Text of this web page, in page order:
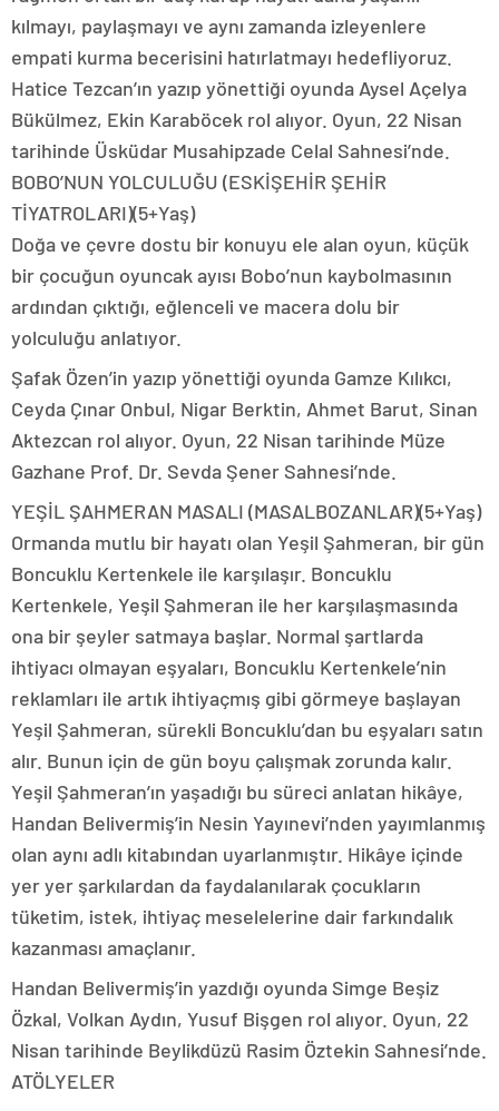
kılmayı, paylaşmayı ve aynı zamanda izleyenlere
empati kurma becerisini hatırlatmayı hedefliyoruz.
Hatice Tezcan’ın yazıp yönettiği oyunda Aysel Açelya
Bükülmez, Ekin Karaböcek rol alıyor. Oyun, 22 Nisan
tarihinde Üsküdar Musahipzade Celal Sahnesi’nde.
BOBO’NUN YOLCULUĞU (ESKİŞEHİR ŞEHİR
TİYATROLARI)(5+Yaş)
Doğa ve çevre dostu bir konuyu ele alan oyun, küçük
bir çocuğun oyuncak ayısı Bobo’nun kaybolmasının
ardından çıktığı, eğlenceli ve macera dolu bir
yolculuğu anlatıyor.
Şafak Özen’in yazıp yönettiği oyunda Gamze Kılıkcı,
Ceyda Çınar Onbul, Nigar Berktin, Ahmet Barut, Sinan
Aktezcan rol alıyor. Oyun, 22 Nisan tarihinde Müze
Gazhane Prof. Dr. Sevda Şener Sahnesi’nde.
YEŞİL ŞAHMERAN MASALI (MASALBOZANLAR)(5+Yaş)
Ormanda mutlu bir hayatı olan Yeşil Şahmeran, bir gün
Boncuklu Kertenkele ile karşılaşır. Boncuklu
Kertenkele, Yeşil Şahmeran ile her karşılaşmasında
ona bir şeyler satmaya başlar. Normal şartlarda
ihtiyacı olmayan eşyaları, Boncuklu Kertenkele’nin
reklamları ile artık ihtiyaçmış gibi görmeye başlayan
Yeşil Şahmeran, sürekli Boncuklu’dan bu eşyaları satın
alır. Bunun için de gün boyu çalışmak zorunda kalır.
Yeşil Şahmeran’ın yaşadığı bu süreci anlatan hikâye,
Handan Belivermiş’in Nesin Yayınevi’nden yayımlanmış
olan aynı adlı kitabından uyarlanmıştır. Hikâye içinde
yer yer şarkılardan da faydalanılarak çocukların
tüketim, istek, ihtiyaç meselelerine dair farkındalık
kazanması amaçlanır.
Handan Belivermiş’in yazdığı oyunda Simge Beşiz
Özkal, Volkan Aydın, Yusuf Bişgen rol alıyor. Oyun, 22
Nisan tarihinde Beylikdüzü Rasim Öztekin Sahnesi’nde.
ATÖLYELER